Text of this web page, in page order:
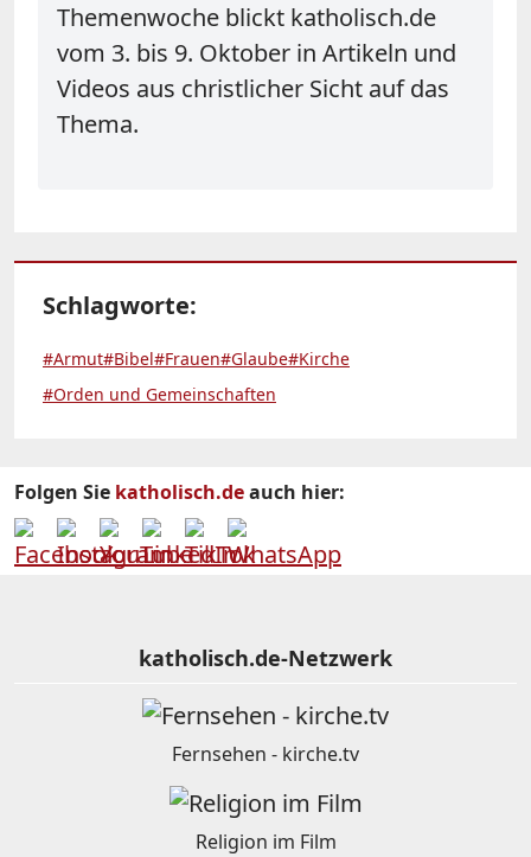
Themenwoche blickt katholisch.de
vom 3. bis 9. Oktober in Artikeln und
Videos aus christlicher Sicht auf das
Thema.
Schlagworte:
#Armut#Bibel#Frauen#Glaube#Kirche
#Orden und Gemeinschaften
Folgen Sie katholisch.deauch hier:
katholisch.de-Netzwerk
Fernsehen - kirche.tv
Religion im Film